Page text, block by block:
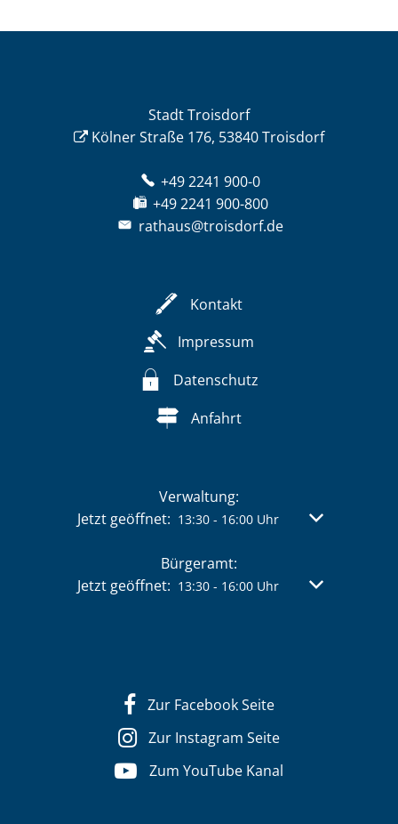
Stadt Troisdorf
Kölner Straße 176, 53840 Troisdorf
+49 2241 900-0
+49 2241 900-800
rathaus@troisdorf.de
Kontakt
Impressum
Datenschutz
Anfahrt
Verwaltung:
Klicken, um weitere Öffnungs- oder
Jetzt geöffnet: 13:30- 16:00Uhr Von 13:30
Bürgeramt:
Klicken, um weitere Öffnungs- oder
Jetzt geöffnet: 13:30- 16:00Uhr Von 13:30
Zur Facebook Seite
Zur Instagram Seite
Zum YouTube Kanal